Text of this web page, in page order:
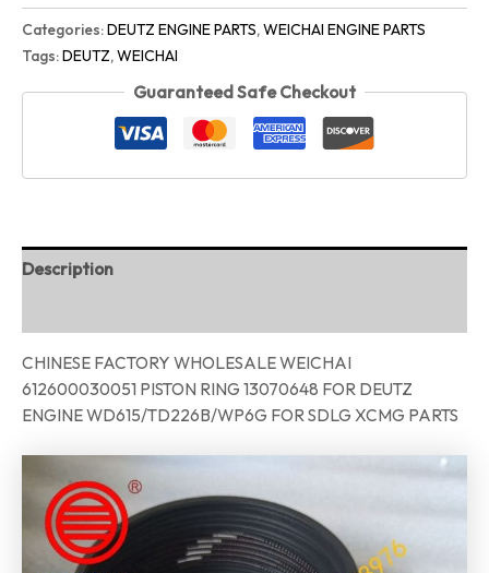
Categories:DEUTZ ENGINE PARTS,WEICHAI ENGINE PARTS
Tags:DEUTZ,WEICHAI
Guaranteed Safe Checkout
Description
CHINESE FACTORY WHOLESALE WEICHAI
612600030051 PISTON RING 13070648 FOR DEUTZ
ENGINE WD615/TD226B/WP6G FOR SDLG XCMG PARTS